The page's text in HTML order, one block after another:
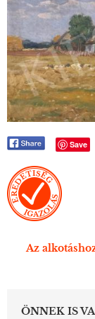
Save
Az
ÖNNEK IS